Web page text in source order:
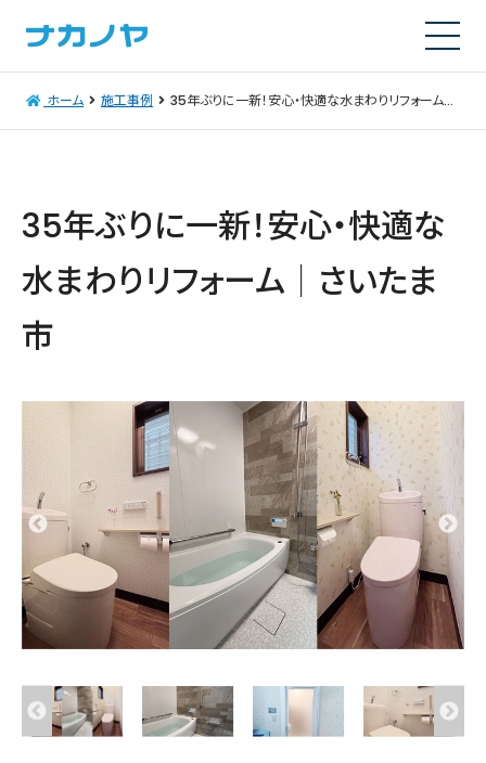
ホーム 施工事例 35年ぶりに一新！安心・快適な水まわりリフォーム｜さいたま市
35年ぶりに一新！安心・快適な
水まわりリフォーム｜さいたま
市